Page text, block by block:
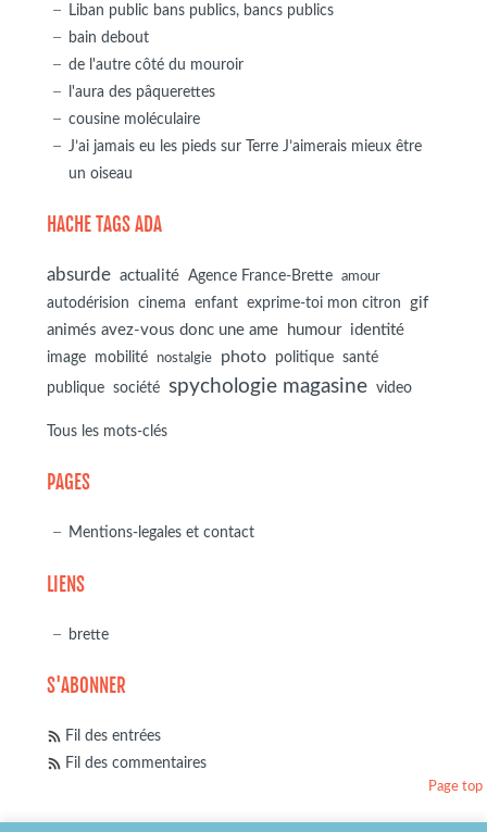
Liban public bans publics, bancs publics
bain debout
de l'autre côté du mouroir
l'aura des pâquerettes
cousine moléculaire
J’ai jamais eu les pieds sur Terre J’aimerais mieux être
un oiseau
HACHE TAGS ADA
absurde actualité Agence France-Brette amour
autodérision cinema enfant exprime-toi mon citron
gif
animés avez-vous donc une ame
humour identité
image mobilité nostalgie photo politique
santé
publique
société spychologie magasine video
Tous les mots-clés
PAGES
Mentions-legales et contact
LIENS
brette
S'ABONNER
Fil des entrées
Fil des commentaires
Page top